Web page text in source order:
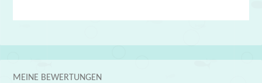
MEINE BEWERTUNGEN